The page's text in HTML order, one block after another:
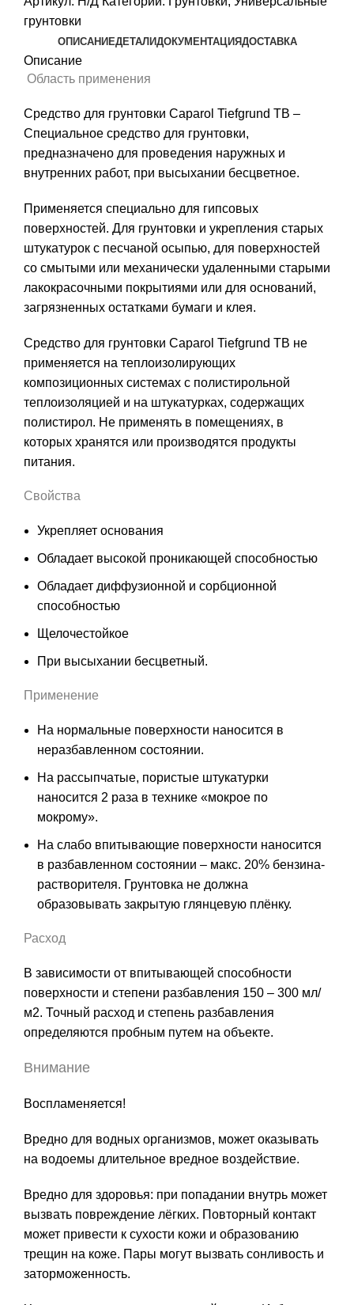
TB
грунтовки
ОПИСАНИЕДЕТАЛИДОКУМЕНТАЦИЯДОСТАВКА
Описание
Область применения
Средство для грунтовки Caparol Tiefgrund TB –
Специальное средство для грунтовки,
предназначено для проведения наружных и
внутренних работ, при высыхании бесцветное.
Применяется специально для гипсовых
поверхностей. Для грунтовки и укрепления старых
штукатурок с песчаной осыпью, для поверхностей
со смытыми или механически удаленными старыми
лакокрасочными покрытиями или для оснований,
загрязненных остатками бумаги и клея.
Средство для грунтовки Caparol Tiefgrund TB не
применяется на теплоизолирующих
композиционных системах с полистирольной
теплоизоляцией и на штукатурках, содержащих
полистирол. Не применять в помещениях, в
которых хранятся или производятся продукты
питания.
Свойства
Укрепляет основания
Обладает высокой проникающей способностью
Обладает диффузионной и сорбционной
способностью
Щелочестойкoe
При высыхании бесцветный.
Применение
На нормальные поверхности наносится в
неразбавленном состоянии.
На рассыпчатые, пористые штукатурки
наносится 2 раза в технике «мокрое по
мокрому».
На слабо впитывающие поверхности наносится
в разбавленном состоянии – макс. 20% бензина-
растворителя. Грунтовка не должна
образовывать закрытую глянцевую плёнку.
Расход
В зависимости от впитывающей способности
поверхности и степени разбавления 150 – 300 мл/
м2. Точный расход и степень разбавления
определяются пробным путем на объекте.
Внимание
Воспламеняется!
Вредно для водных организмов, может оказывать
на водоемы длительное вредное воздействие.
Вредно для здоровья: при попадании внутрь может
вызвать повреждение лёгких. Повторный контакт
может привести к сухости кожи и образованию
трещин на коже. Пары могут вызвать сонливость и
заторможенность.